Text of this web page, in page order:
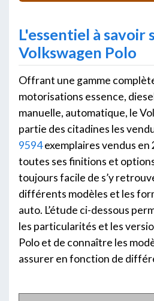
L'essentiel à savoir
Volkswagen Polo
Offrant une gamme
motorisations essence,
manuelle, automatique, le
partie des citadines les
9594exemplaires vendus en
toutes ses finitions et
toujours facile de s’y
différents modèles et les
auto. L’étude ci-dessous
les particularités et les
Polo et de connaître les
assurer en fonction de